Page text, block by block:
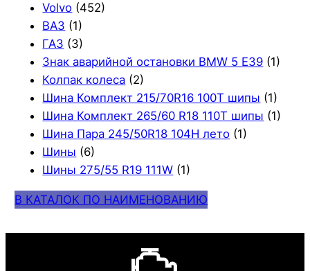
Volvo (452)
ВАЗ (1)
ГАЗ (3)
Знак аварийной остановки BMW 5 E39 (1)
Колпак колеса (2)
Шина Комплект 215/70R16 100T шипы (1)
Шина Комплект 265/60 R18 110T шипы (1)
Шина Пара 245/50R18 104H лето (1)
Шины (6)
Шины 275/55 R19 111W (1)
В КАТАЛОК ПО НАИМЕНОВАНИЮ